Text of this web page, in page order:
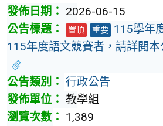
2026-06-15
置頂 重要 115學年
115年度語文競賽者，請詳閱本
行政公告
教學組
1,389